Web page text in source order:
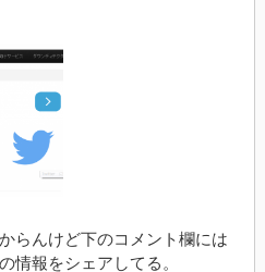
らんけど下のコメント欄には
情報をシェアしてる。